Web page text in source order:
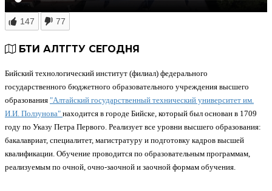
147 77
БТИ АЛТГТУ СЕГОДНЯ
Бийский технологический институт (филиал) федерального
государственного бюджетного образовательного учреждения высшего
образования "Алтайский государственный технический университет им.
И.И. Ползунова" находится в городе Бийске, который был основан в 1709
году по Указу Петра Первого. Реализует все уровни высшего образования:
бакалавриат, специалитет, магистратуру и подготовку кадров высшей
квалификации. Обучение проводится по образовательным программам,
реализуемым по очной, очно-заочной и заочной формам обучения.